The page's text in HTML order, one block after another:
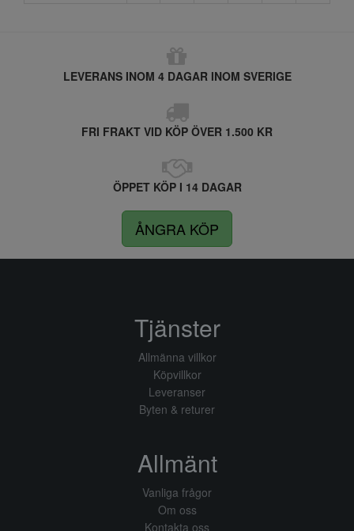
LEVERANS INOM 4 DAGAR INOM SVERIGE
FRI FRAKT VID KÖP ÖVER 1.500 KR
ÖPPET KÖP I 14 DAGAR
ÅNGRA KÖP
Tjänster
Allmänna villkor
Köpvillkor
Leveranser
Byten & returer
Allmänt
Vanliga frågor
Om oss
Kontakta oss